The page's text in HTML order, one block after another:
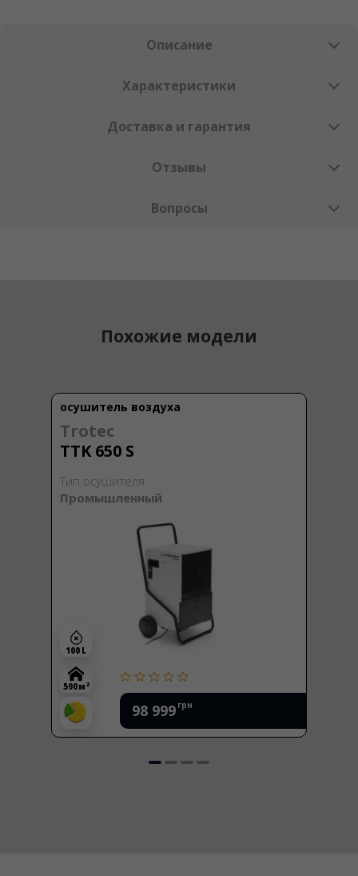
Описание
Характеристики
Доставка и гарантия
Отзывы
Вопросы
Похожие модели
осушитель воздуха
Trotec
TTK 650 S
Тип осушителя:
Промышленный
98 999 грн
100 L
590 м 2